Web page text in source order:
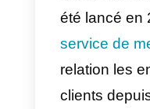
Nous
2022 de
My